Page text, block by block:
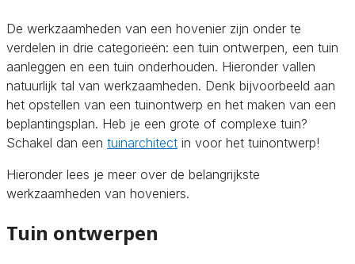
De werkzaamheden van een hovenier zijn onder te
verdelen in drie categorieën: een tuin ontwerpen, een tuin
aanleggen en een tuin onderhouden. Hieronder vallen
natuurlijk tal van werkzaamheden. Denk bijvoorbeeld aan
het opstellen van een tuinontwerp en het maken van een
beplantingsplan. Heb je een grote of complexe tuin?
Schakel dan een tuinarchitect in voor het tuinontwerp!
Hieronder lees je meer over de belangrijkste
werkzaamheden van hoveniers.
Tuin ontwerpen